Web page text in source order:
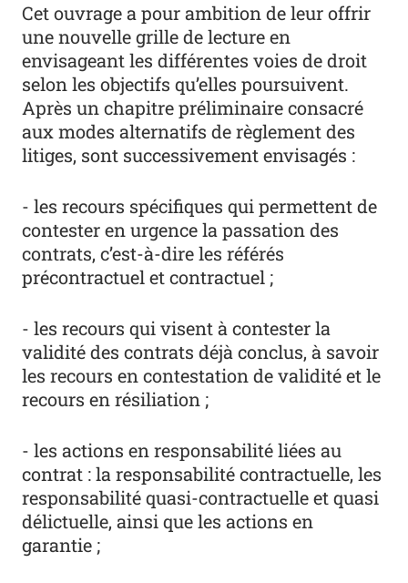
Cet ouvrage a pour ambition de leur offrir
une nouvelle grille de lecture en
envisageant les différentes voies de droit
selon les objectifs qu’elles poursuivent.
Après un chapitre préliminaire consacré
aux modes alternatifs de règlement des
litiges, sont successivement envisagés :
- les recours spécifiques qui permettent de
contester en urgence la passation des
contrats, c’est-à-dire les référés
précontractuel et contractuel ;
- les recours qui visent à contester la
validité des contrats déjà conclus, à savoir
les recours en contestation de validité et le
recours en résiliation ;
- les actions en responsabilité liées au
contrat : la responsabilité contractuelle, les
responsabilité quasi-contractuelle et quasi
délictuelle, ainsi que les actions en
garantie ;